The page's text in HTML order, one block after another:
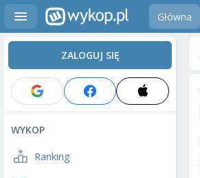
Główna
ZALOGUJ SIĘ
WYKOP
Ranking